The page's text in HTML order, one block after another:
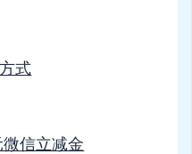
式
信立减金